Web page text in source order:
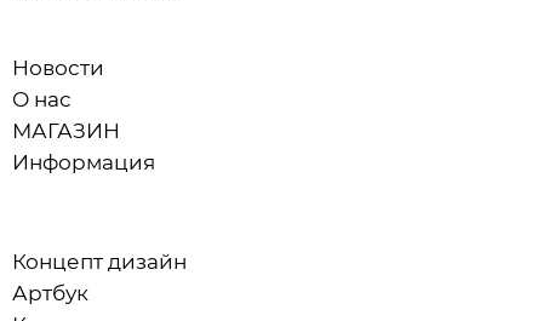
Новости
О нас
МАГАЗИН
Информация
Концепт дизайн
Артбук